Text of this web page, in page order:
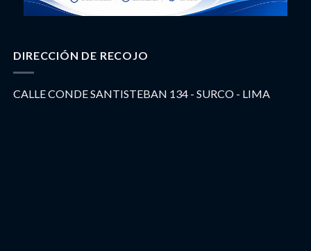
DIRECCIÓN DE RECOJO
CALLE CONDE SANTISTEBAN 134 - SURCO - LIMA